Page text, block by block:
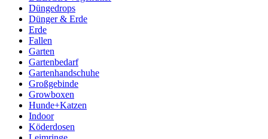
Düngedrops
Dünger & Erde
Erde
Fallen
Garten
Gartenbedarf
Gartenhandschuhe
Großgebinde
Growboxen
Hunde+Katzen
Indoor
Köderdosen